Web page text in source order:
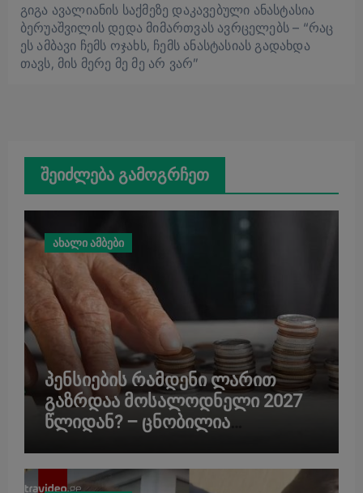
გიგა ავალიანის საქმეზე დაკავებული ანასტასია
ბერუაშვილის დედა მიმართვას ავრცელებს – “რაც
ეს ამბავი ჩემს ოჯახს, ჩემს ანასტასიას გადახდა
თავს, მის მერე მე მე არ ვარ”
შეიძლება გამოგრჩეთ
ახალი ამბები
პენსიების რამდენი ლარით
გაზრდაა მოსალოდნელი 2027
წლიდან? – ცნობილია